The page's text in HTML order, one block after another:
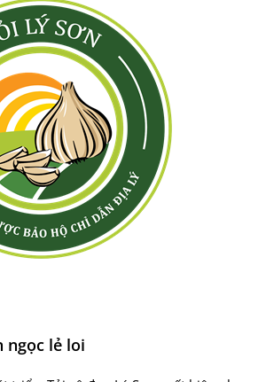
ngọc lẻ loi